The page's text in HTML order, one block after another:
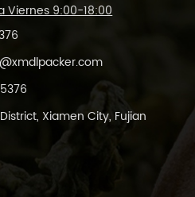
Viernes 9:00-18:00
Xiamen City, Fujian